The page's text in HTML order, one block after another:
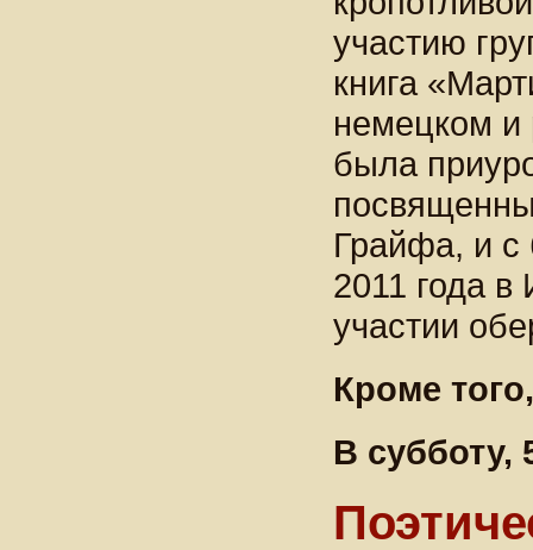
участию
книга
немецком и
была
Грайфа, и
2011 года
участии
Кроме
В субботу,